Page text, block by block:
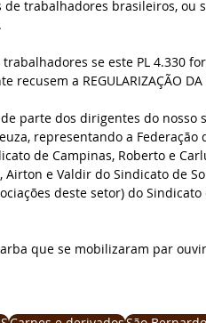
trabalhadores brasileiros, ou
se este PL 4.330
a REGULARIZAÇÃO DA
parte dos dirigentes do nosso
representando a Federação
de Campinas, Roberto e
e Valdir do Sindicato de
deste setor) do
que se mobilizaram par